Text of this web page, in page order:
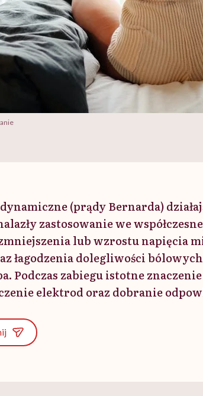
(prądy Bernarda)
zastosowanie we
lub wzrostu napięcia
łagodzenia dolegliwości
Podczas zabiegu istotne
elektrod oraz dobranie